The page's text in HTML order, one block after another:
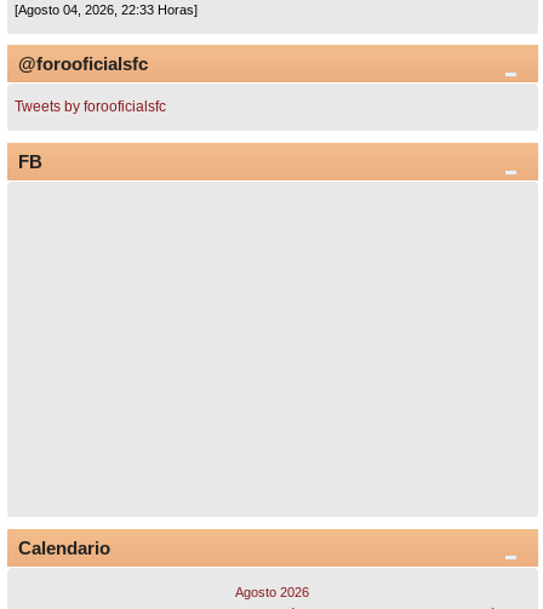
[Agosto 04, 2026, 22:33 Horas]
@forooficialsfc
Tweets by forooficialsfc
FB
Calendario
Agosto 2026